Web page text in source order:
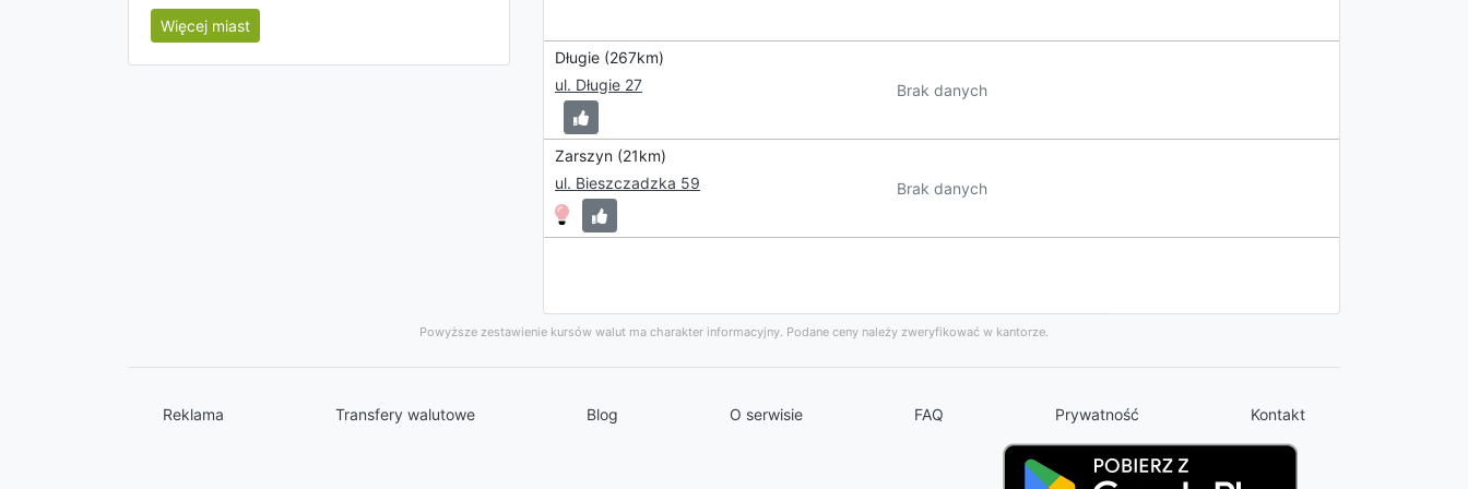
Więcej miast
Długie (267km)
ul. Długie 27
Brak danych
Zarszyn (21km)
ul. Bieszczadzka 59
Brak danych
Powyższe zestawienie kursów walut ma charakter informacyjny. Podane ceny należy zweryfikować w kantorze.
Reklama Transfery walutowe Blog O serwisie FAQ Prywatność Kontakt